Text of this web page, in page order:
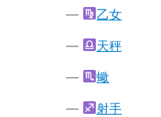
乙女
天秤
蠍
射手